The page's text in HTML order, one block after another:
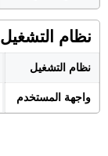
نظام التشغيل
نظام التشغيل
واجهة المستخدم